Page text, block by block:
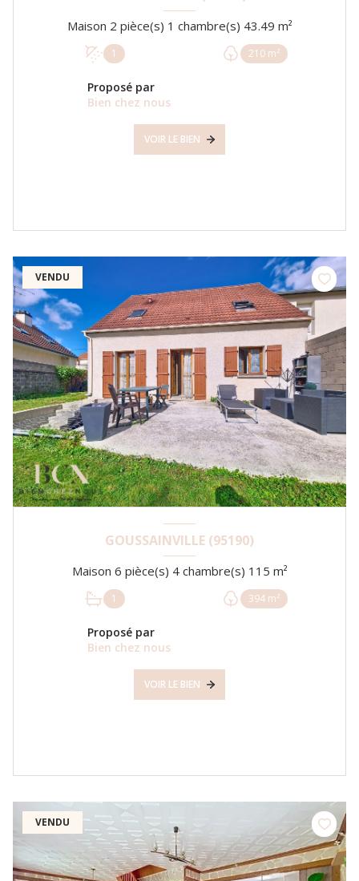
Maison 2 pièce(s) 1 chambre(s) 43.49 m²
1 210 m²
Proposé par
Bien chez nous
VOIR LE BIEN
VENDU
GOUSSAINVILLE (95190)
Maison 6 pièce(s) 4 chambre(s) 115 m²
1 394 m²
Proposé par
Bien chez nous
VOIR LE BIEN
VENDU